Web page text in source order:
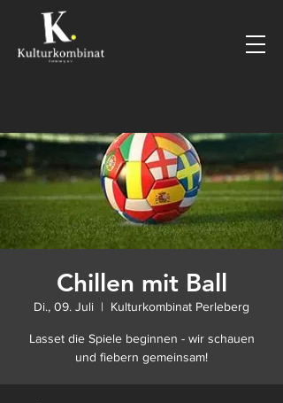
Chillen mit Ball
Di., 09. Juli
  |
Kulturkombinat Perleberg
Lasset die Spiele beginnen - wir schauen
und fiebern gemeinsam!